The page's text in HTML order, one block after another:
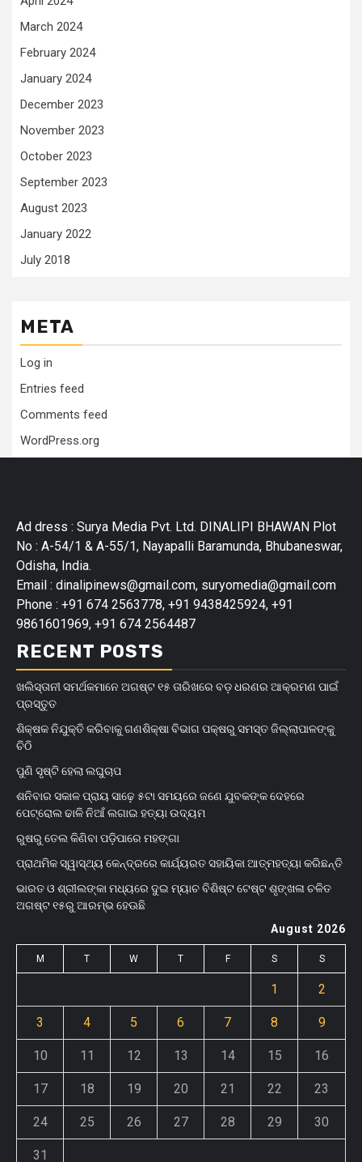
March 2024
February 2024
January 2024
December 2023
November 2023
October 2023
September 2023
August 2023
January 2022
July 2018
META
Log in
Entries feed
Comments feed
WordPress.org
Ad dress : Surya Media Pvt. Ltd. DINALIPI BHAWAN Plot
No : A-54/1 & A-55/1, Nayapalli Baramunda, Bhubaneswar,
Odisha, India.
Email : dinalipinews@gmail.com, suryomedia@gmail.com
Phone : +91 674 2563778, +91 9438425924, +91
9861601969, +91 674 2564487
RECENT POSTS
ଖଲିସ୍ତାନୀ ସମର୍ଥକମାନେ ଅଗଷ୍ଟ ୧୫ ତାରିଖରେ ବଡ଼ ଧରଣର ଆକ୍ରମଣ ପାଇଁ
ପ୍ରସ୍ତୁତ
ଶିକ୍ଷକ ନିଯୁକ୍ତି କରିବାକୁ ଗଣଶିକ୍ଷା ବିଭାଗ ପକ୍ଷରୁ ସମସ୍ତ ଜିଲ୍ଲାପାଳଙ୍କୁ
ଚିଠି
ପୁଣି ସୃଷ୍ଟି ହେଲା ଲଘୁଚାପ
ଶନିବାର ସକାଳ ପ୍ରାୟ ସାଢ଼େ ୫ଟା ସମୟରେ ଜଣେ ଯୁବକଙ୍କ ଦେହରେ
ପେଟ୍ରୋଲ ଢାଳି ନିଆଁ ଲଗାଇ ହତ୍ୟା ଉଦ୍ୟମ
ରୁଷରୁ ତେଲ କିଣିବା ପଡ଼ିପାରେ ମହଙ୍ଗା
ପ୍ରାଥମିକ ସ୍ୱାସ୍ଥ୍ୟ କେନ୍ଦ୍ରରେ କାର୍ଯ୍ୟରତ ସହାୟିକା ଆତ୍ମହତ୍ୟା କରିଛନ୍ତି
ଭାରତ ଓ ଶ୍ରୀଲଙ୍କା ମଧ୍ୟରେ ଦୁଇ ମ୍ୟାଚ ବିଶିଷ୍ଟ ଟେଷ୍ଟ ଶୃଙ୍ଖଳା ଚଳିତ
ଅଗଷ୍ଟ ୧୫ରୁ ଆରମ୍ଭ ହେଊଛି
August 2026
M T W T F S S
1 2
3 4 5 6 7 8 9
10 11 12 13 14 15 16
17 18 19 20 21 22 23
24 25 26 27 28 29 30
31